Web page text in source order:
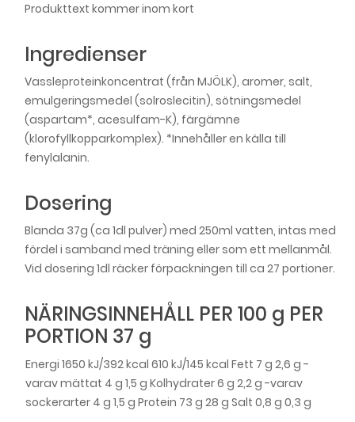
Produkttext kommer inom kort
Ingredienser
Vassleproteinkoncentrat (från MJÖLK), aromer, salt,
emulgeringsmedel (solroslecitin), sötningsmedel
(aspartam*, acesulfam-K), färgämne
(klorofyllkopparkomplex). *Innehåller en källa till
fenylalanin.
Dosering
Blanda 37g (ca 1dl pulver) med 250ml vatten, intas med
fördel i samband med träning eller som ett mellanmål.
Vid dosering 1dl räcker förpackningen till ca 27 portioner.
NÄRINGSINNEHÅLL PER 100 g PER
PORTION 37 g
Energi 1650 kJ/392 kcal 610 kJ/145 kcal Fett 7 g 2,6 g -
varav mättat 4 g 1,5 g Kolhydrater 6 g 2,2 g -varav
sockerarter 4 g 1,5 g Protein 73 g 28 g Salt 0,8 g 0,3 g